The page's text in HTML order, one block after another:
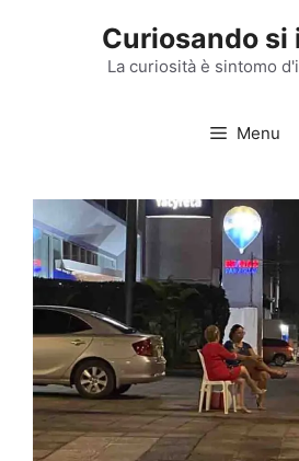
Curiosando si
La curiosità è sintomo
Menu